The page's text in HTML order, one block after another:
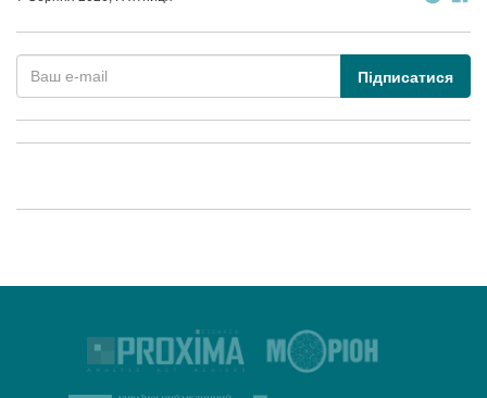
Підписатися